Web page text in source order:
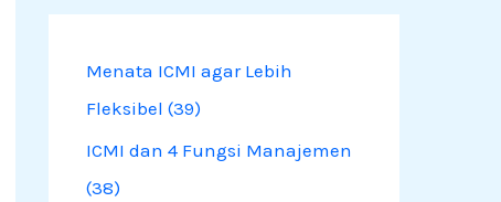
c
h
f
o
Menata ICMI agar Lebih
Fleksibel (39)
ICMI dan 4 Fungsi Manajemen
(38)